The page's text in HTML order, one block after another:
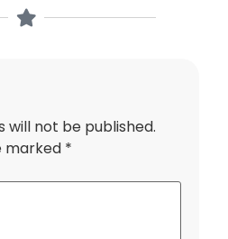
will not be published.
marked *